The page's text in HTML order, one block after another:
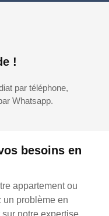
besoins en
appartement ou
un problème en
!
par téléphone,
Whatsapp.